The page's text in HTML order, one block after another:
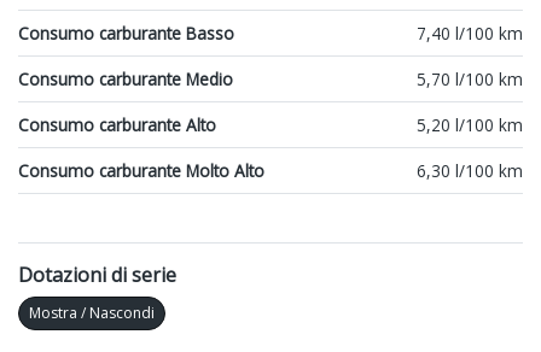
Consumo carburante Basso
7,40 l/100 km
Consumo carburante Medio
5,70 l/100 km
Consumo carburante Alto
5,20 l/100 km
Consumo carburante Molto Alto
6,30 l/100 km
Dotazioni di serie
Mostra / Nascondi